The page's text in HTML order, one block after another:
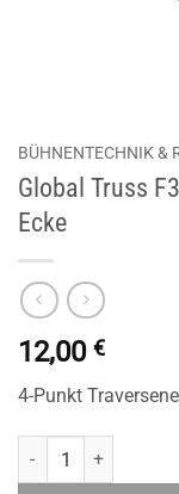
BÜHNENTECHNIK &
Global Truss
Ecke
12,00 €
4-Punkt
Global Truss F34C21